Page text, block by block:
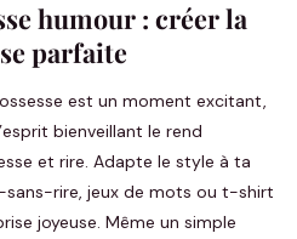
humour : créer la
parfaite
est un moment excitant,
bienveillant le rend
et rire. Adapte le style à ta
sans-rire, jeux de mots ou t-shirt
joyeuse. Même un simple